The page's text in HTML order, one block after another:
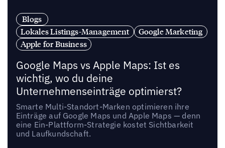
Blogs
Lokales Listings-Management
Google Marketing
Apple for Business
Google Maps vs Apple Maps: Ist es
wichtig, wo du deine
Unternehmenseinträge optimierst?
Smarte Multi-Standort-Marken optimieren ihre
Einträge auf Google Maps und Apple Maps — denn
eine Ein-Plattform-Strategie kostet Sichtbarkeit
und Laufkundschaft.